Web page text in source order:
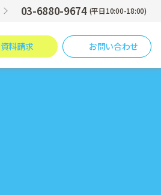
03-6880-9674 (平日10:00-18:00)
資料請求 お問い合わせ